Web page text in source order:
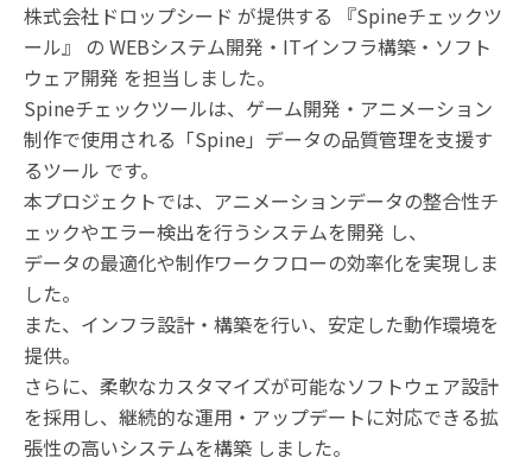
株式会社ドロップシード が提供する 『Spineチェックツ
ール』 の WEBシステム開発・ITインフラ構築・ソフト
ウェア開発 を担当しました。
Spineチェックツールは、ゲーム開発・アニメーション
制作で使用される「Spine」データの品質管理を支援す
るツール です。
本プロジェクトでは、アニメーションデータの整合性チ
ェックやエラー検出を行うシステムを開発 し、
データの最適化や制作ワークフローの効率化を実現しま
した。
また、インフラ設計・構築を行い、安定した動作環境を
提供。
さらに、柔軟なカスタマイズが可能なソフトウェア設計
を採用し、継続的な運用・アップデートに対応できる拡
張性の高いシステムを構築 しました。